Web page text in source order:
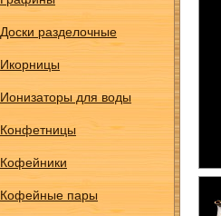
Доски разделочные
Икорницы
Ионизаторы для воды
Конфетницы
Кофейники
Кофейные пары